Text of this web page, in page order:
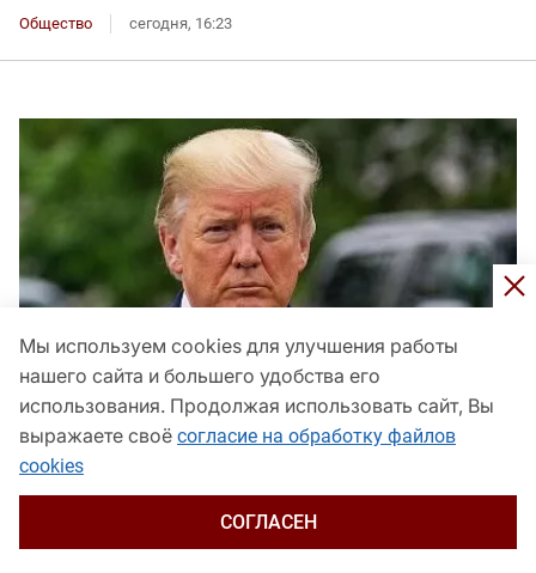
Общество сегодня, 16:23
Трамп заранее объяснил возможное поражение
Мы используем cookies для улучшения работы
нашего сайта и большего удобства его
использования. Продолжая использовать сайт, Вы
выражаете своё согласие на обработку файлов
cookies
СОГЛАСЕН